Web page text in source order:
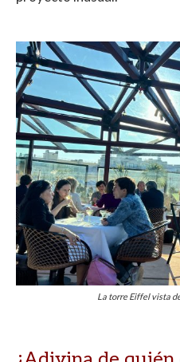
La torre Eiffel vista